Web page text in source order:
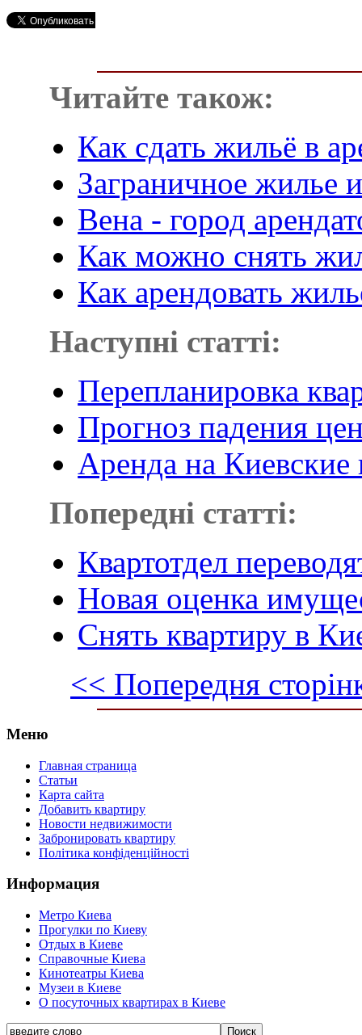
Читайте також:
Как сдать жильё в
Заграничное жилье
Вена - город
Как можно снять
Как арендовать
Наступні статті:
Перепланировка
Прогноз падения
Аренда на Киевские
Попередні статті:
Квартотдел
Новая оценка
Снять квартиру в
<< Попередня
Меню
Главная страница
Статьи
Карта сайта
Добавить квартиру
Новости недвижимости
Забронировать квартиру
Політика конфіденційності
Информация
Метро Киева
Прогулки по Киеву
Отдых в Киеве
Справочные Киева
Кинотеатры Киева
Музеи в Киеве
О посуточных квартирах в Киеве